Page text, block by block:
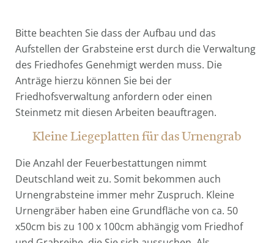
Bitte beachten Sie dass der Aufbau und das
Aufstellen der Grabsteine erst durch die Verwaltung
des Friedhofes Genehmigt werden muss. Die
Anträge hierzu können Sie bei der
Friedhofsverwaltung anfordern oder einen
Steinmetz mit diesen Arbeiten beauftragen.
Kleine Liegeplatten für das Urnengrab
Die Anzahl der Feuerbestattungen nimmt
Deutschland weit zu. Somit bekommen auch
Urnengrabsteine immer mehr Zuspruch. Kleine
Urnengräber haben eine Grundfläche von ca. 50
x50cm bis zu 100 x 100cm abhängig vom Friedhof